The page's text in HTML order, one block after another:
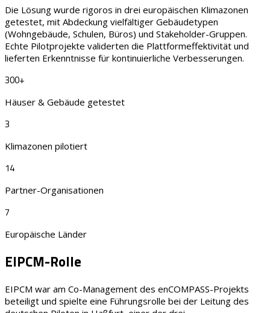
Die Lösung wurde rigoros in drei europäischen Klimazonen
getestet, mit Abdeckung vielfältiger Gebäudetypen
(Wohngebäude, Schulen, Büros) und Stakeholder-Gruppen.
Echte Pilotprojekte validerten die Plattformeffektivität und
lieferten Erkenntnisse für kontinuierliche Verbesserungen.
300+
Häuser & Gebäude getestet
3
Klimazonen pilotiert
14
Partner-Organisationen
7
Europäische Länder
EIPCM-Rolle
EIPCM war am Co-Management des enCOMPASS-Projekts
beteiligt und spielte eine Führungsrolle bei der Leitung des